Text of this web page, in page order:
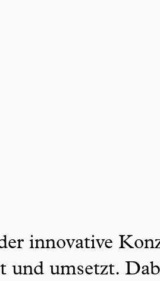
innovative
und umsetzt.